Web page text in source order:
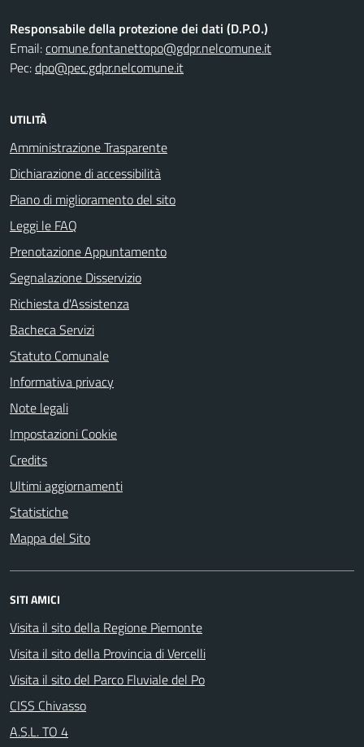
Responsabile della protezione dei dati (D.P.O.)
Email:comune.fontanettopo@gdpr.nelcomune.it
Pec:dpo@pec.gdpr.nelcomune.it
UTILITÀ
Amministrazione Trasparente
Dichiarazione di accessibilità
Piano di miglioramento del sito
Leggi le FAQ
Prenotazione Appuntamento
Segnalazione Disservizio
Richiesta d'Assistenza
Bacheca Servizi
Statuto Comunale
Informativa privacy
Note legali
Impostazioni Cookie
Credits
Ultimi aggiornamenti
Statistiche
Mappa del Sito
SITI AMICI
Visita il sito della Regione Piemonte
Visita il sito della Provincia di Vercelli
Visita il sito del Parco Fluviale del Po
CISS Chivasso
A.S.L. TO 4